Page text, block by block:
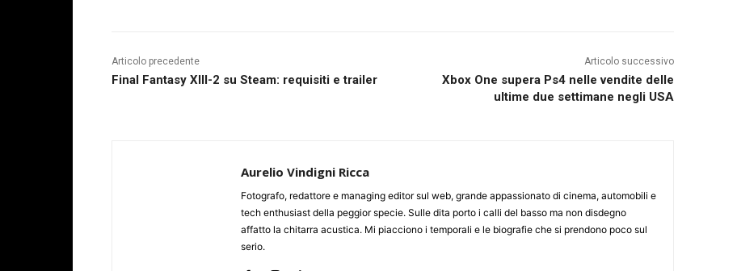
Articolo precedente
Final Fantasy XIII-2 su Steam: requisiti e trailer
Articolo successivo
Xbox One supera Ps4 nelle vendite delle
ultime due settimane negli USA
Aurelio Vindigni Ricca
Fotografo, redattore e managing editor sul web, grande appassionato di cinema, automobili e
tech enthusiast della peggior specie. Sulle dita porto i calli del basso ma non disdegno
affatto la chitarra acustica. Mi piacciono i temporali e le biografie che si prendono poco sul
serio.